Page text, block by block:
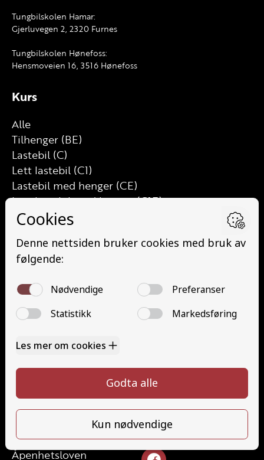
Tungbilskolen Hamar:
Gjerluvegen 2, 2320 Furnes
Tungbilskolen Hønefoss:
Hensmoveien 16, 3516 Hønefoss
Kurs
Alle
Tilhenger (BE)
Lastebil (C)
Lett lastebil (C1)
Lastebil med henger (CE)
Lett lastebil med henger (C1E)
Buss (D)
Minibuss (D1)
Minibuss med henger (D1E)
Grunnutdanning Person (YDP – YSK)
YSK Gods etterutdanning (EYDG)
YSK Person etterutdanning (EYDP)
Kontakt
Priser
Elevside
Kontakt oss
Åpenhetsloven
328 24 340
post@tungbilskolen.no
Følg oss